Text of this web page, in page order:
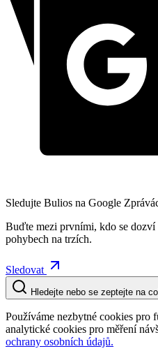
Sledujte Bulios na Google
Buďte mezi prvními, kdo se dozví
pohybech na trzích.
Sledovat
Hledejte nebo se zeptejte na
Používáme nezbytné cookies pro
analytické cookies pro měření
ochrany osobních údajů.